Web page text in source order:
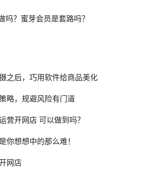
吗？蜜芽会员是套路吗？
之后，巧用软件给商品美化
略，规避风险有门道
营开网店 可以做到吗？
你想想中的那么难！
网店